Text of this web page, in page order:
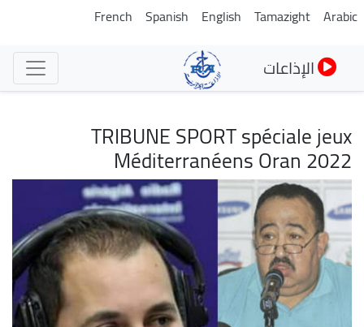
تجاوز
Arabic
Tamazight
English
Spanish
French
الإذاعات
TRIBUNE SPORT spéciale jeux
Méditerranéens Oran 2022